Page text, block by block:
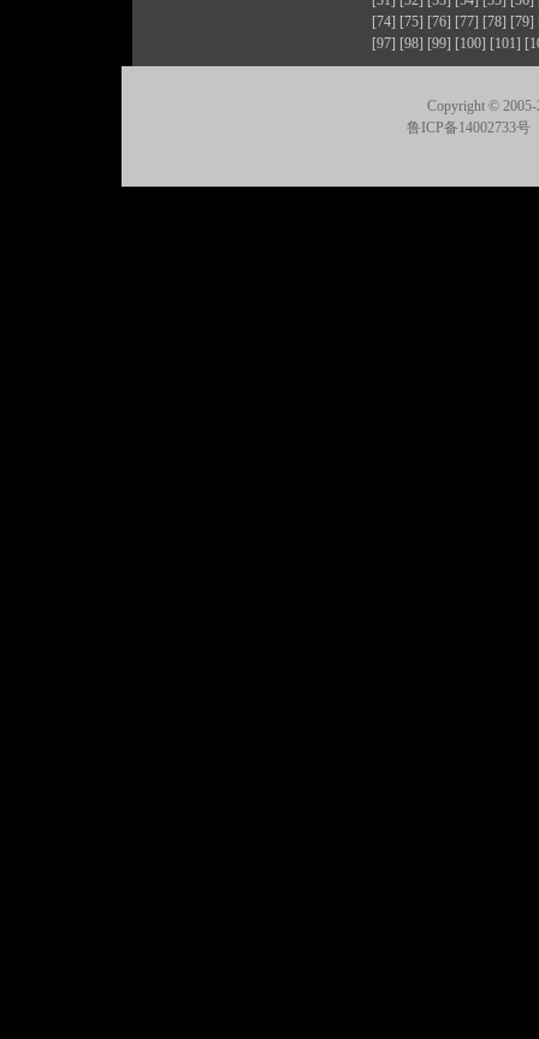
[74] [75] [76] [77] [78] [79]
[97] [98] [99] [100] [101]
Copyright © 2005-
鲁ICP备14002733号